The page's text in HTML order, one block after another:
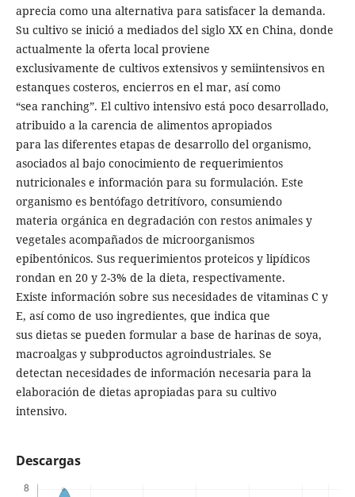
aprecia como una alternativa para satisfacer la demanda.
Su cultivo se inició a mediados del siglo XX en China, donde
actualmente la oferta local proviene
exclusivamente de cultivos extensivos y semiintensivos en
estanques costeros, encierros en el mar, así como
“sea ranching”. El cultivo intensivo está poco desarrollado,
atribuido a la carencia de alimentos apropiados
para las diferentes etapas de desarrollo del organismo,
asociados al bajo conocimiento de requerimientos
nutricionales e información para su formulación. Este
organismo es bentófago detritívoro, consumiendo
materia orgánica en degradación con restos animales y
vegetales acompañados de microorganismos
epibentónicos. Sus requerimientos proteicos y lipídicos
rondan en 20 y 2-3% de la dieta, respectivamente.
Existe información sobre sus necesidades de vitaminas C y
E, así como de uso ingredientes, que indica que
sus dietas se pueden formular a base de harinas de soya,
macroalgas y subproductos agroindustriales. Se
detectan necesidades de información necesaria para la
elaboración de dietas apropiadas para su cultivo
intensivo.
Descargas